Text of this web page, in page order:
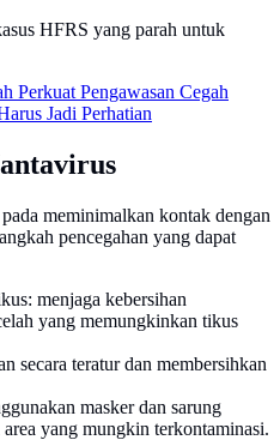
HFRS yang parah untuk
Perkuat Pengawasan Cegah
Jadi Perhatian
meminimalkan kontak dengan
pencegahan yang dapat
menjaga kebersihan
yang memungkinkan tikus
secara teratur dan membersihkan
masker dan sarung
yang mungkin terkontaminasi.